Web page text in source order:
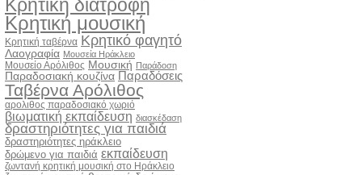
Κρητική διατροφή
Κρητική μουσική
Κρητική ταβέρνα Κρητικό φαγητό
Λαογραφία Μουσεία Ηράκλειο
Μουσείο Αρόλιθος Μουσική Παράδοση
Παραδοσιακή κουζίνα Παραδόσεις
Ταβέρνα Αρόλιθος
αρολιθος παραδοσιακό χωριό
βιωματική εκπαίδευση διασκέδαση
δραστηριότητες για παιδιά
δραστηριότητες ηράκλειο
δρώμενο για παιδιά εκπαίδευση
ζωντανή κρητική μουσική στο Ηράκλειο